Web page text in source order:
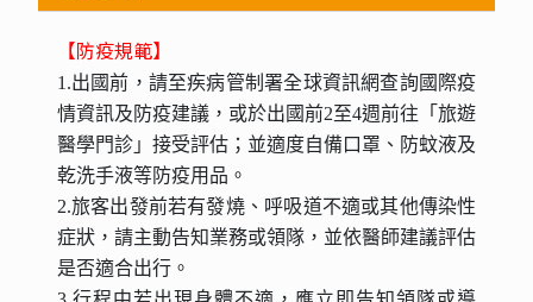
【防疫規範】
1.出國前，請至疾病管制署全球資訊網查詢國際疫
情資訊及防疫建議，或於出國前2至4週前往「旅遊
醫學門診」接受評估；並適度自備口罩、防蚊液及
乾洗手液等防疫用品。
2.旅客出發前若有發燒、呼吸道不適或其他傳染性
症狀，請主動告知業務或領隊，並依醫師建議評估
是否適合出行。